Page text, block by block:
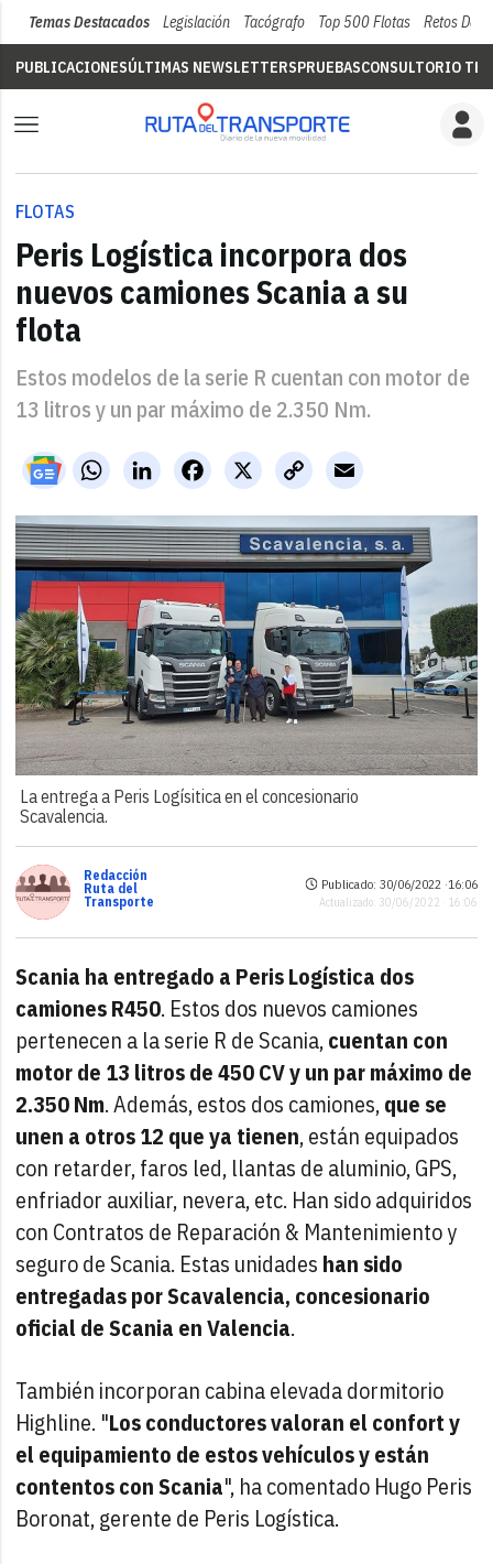
Temas Destacados Legislación Tacógrafo Top 500 Flotas Retos Del
PUBLICACIONESÚLTIMAS NEWSLETTERSPRUEBASCONSULTORIO
FLOTAS
Peris Logística incorpora dos
nuevos camiones Scania a su
flota
Estos modelos de la serie R cuentan con motor de
13 litros y un par máximo de 2.350 Nm.
WhatsAppLinkedIn X
Facebook
Copy
Link
Email
La entrega a Peris Logísitica en el concesionario
Scavalencia.
Redacción
Ruta del
Transporte
Publicado: 30/06/2022 ·16:06
Actualizado: 30/06/2022 · 16:06
Scania ha entregado a Peris Logística dos
camiones R450. Estos dos nuevos camiones
pertenecen a la serie R de Scania,cuentan con
motor de 13 litros de 450 CV y un par máximo de
2.350 Nm. Además, estos dos camiones,que se
unen a otros 12 que ya tienen, están equipados
con retarder, faros led, llantas de aluminio, GPS,
enfriador auxiliar, nevera, etc. Han sido adquiridos
con Contratos de Reparación & Mantenimiento y
seguro de Scania. Estas unidades han sido
entregadas por Scavalencia, concesionario
oficial de Scania en Valencia.
También incorporan cabina elevada dormitorio
Highline. "Los conductores valoran el confort y
el equipamiento de estos vehículos y están
contentos con Scania", ha comentado Hugo Peris
Boronat, gerente de Peris Logística.